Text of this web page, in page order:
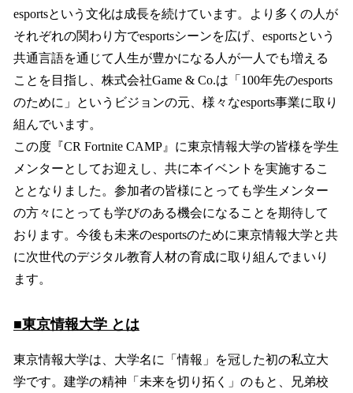
esportsという文化は成長を続けています。より多くの人が
それぞれの関わり方でesportsシーンを広げ、esportsという
共通言語を通じて人生が豊かになる人が一人でも増える
ことを目指し、株式会社Game & Co.は「100年先のesports
のために」というビジョンの元、様々なesports事業に取り
組んでいます。
この度『CR Fortnite CAMP』に東京情報大学の皆様を学生
メンターとしてお迎えし、共に本イベントを実施するこ
ととなりました。参加者の皆様にとっても学生メンター
の方々にとっても学びのある機会になることを期待して
おります。今後も未来のesportsのために東京情報大学と共
に次世代のデジタル教育人材の育成に取り組んでまいり
ます。
■東京情報大学 とは
東京情報大学は、大学名に「情報」を冠した初の私立大
学です。建学の精神「未来を切り拓く」のもと、兄弟校